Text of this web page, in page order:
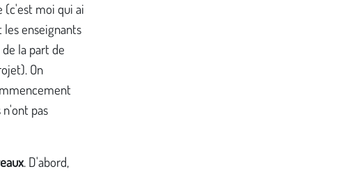
(c'est moi qui ai
enseignants
la part de
On
pas
. D'abord,